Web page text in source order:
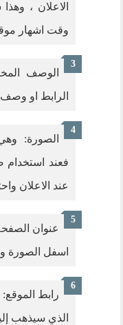
الاعلان ،
وقت اشهار
الوصف
الرابط او
الصورة:
فعند
عند الاعلان
عنوان
اسفل الصورة
رابط
الذي سيذهب